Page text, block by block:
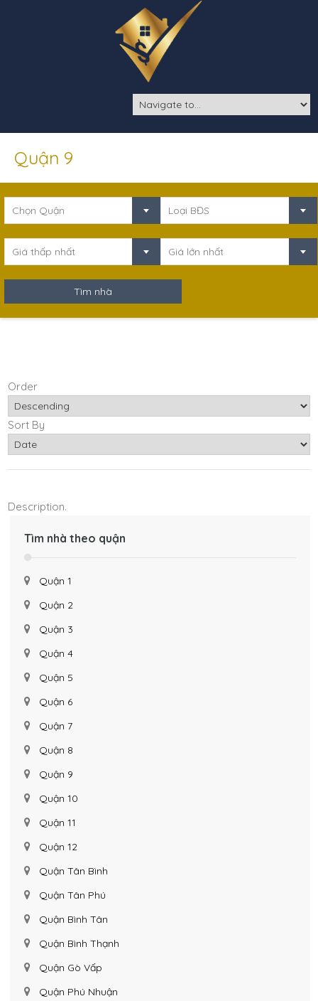
Quận 9
Chọn Quận Loại BĐS
Giá thấp nhất Giá lớn nhất
Order
Sort By
Description.
Tìm nhà theo quận
Quận 1
Quận 2
Quận 3
Quận 4
Quận 5
Quận 6
Quận 7
Quận 8
Quận 9
Quận 10
Quận 11
Quận 12
Quận Tân Bình
Quận Tân Phú
Quận Bình Tân
Quận Bình Thạnh
Quận Gò Vấp
Quận Phú Nhuận